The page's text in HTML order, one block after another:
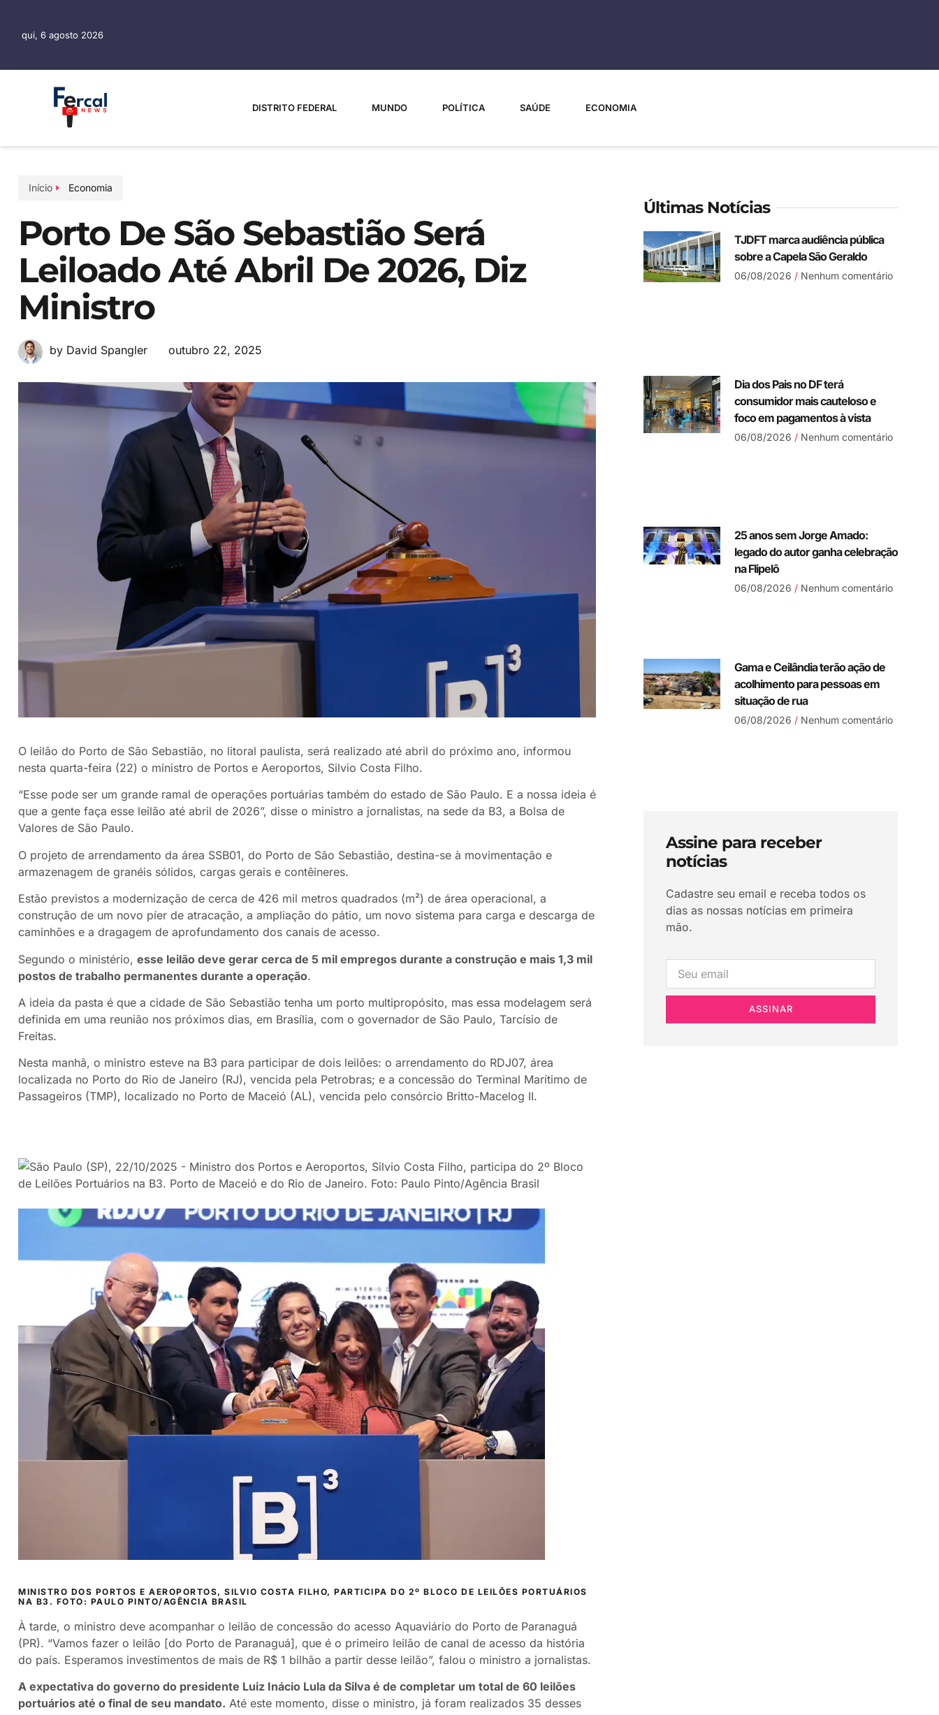
qui, 6 agosto 2026
DISTRITO FEDERAL MUNDO POLÍTICA SAÚDE ECONOMIA
Início Economia
Porto De São Sebastião Será
Leiloado Até Abril De 2026, Diz
Ministro
by David Spangler outubro 22, 2025
O leilão do Porto de São Sebastião, no litoral paulista, será realizado até abril do próximo ano, informou
nesta quarta-feira (22) o ministro de Portos e Aeroportos, Silvio Costa Filho.
“Esse pode ser um grande ramal de operações portuárias também do estado de São Paulo. E a nossa ideia é
que a gente faça esse leilão até abril de 2026”, disse o ministro a jornalistas, na sede da B3, a Bolsa de
Valores de São Paulo.
O projeto de arrendamento da área SSB01, do Porto de São Sebastião, destina-se à movimentação e
armazenagem de granéis sólidos, cargas gerais e contêineres.
Estão previstos a modernização de cerca de 426 mil metros quadrados (m²) de área operacional, a
construção de um novo píer de atracação, a ampliação do pátio, um novo sistema para carga e descarga de
caminhões e a dragagem de aprofundamento dos canais de acesso.
Segundo o ministério, esse leilão deve gerar cerca de 5 mil empregos durante a construção e mais 1,3 mil
postos de trabalho permanentes durante a operação.
A ideia da pasta é que a cidade de São Sebastião tenha um porto multipropósito, mas essa modelagem será
definida em uma reunião nos próximos dias, em Brasília, com o governador de São Paulo, Tarcísio de
Freitas.
Nesta manhã, o ministro esteve na B3 para participar de dois leilões: o arrendamento do RDJ07, área
localizada no Porto do Rio de Janeiro (RJ), vencida pela Petrobras; e a concessão do Terminal Marítimo de
Passageiros (TMP), localizado no Porto de Maceió (AL), vencida pelo consórcio Britto-Macelog II.
MINISTRO DOS PORTOS E AEROPORTOS, SILVIO COSTA FILHO, PARTICIPA DO 2º BLOCO DE LEILÕES PORTUÁRIOS
NA B3. FOTO: PAULO PINTO/AGÊNCIA BRASIL
À tarde, o ministro deve acompanhar o leilão de concessão do acesso Aquaviário do Porto de Paranaguá
(PR). “Vamos fazer o leilão [do Porto de Paranaguá], que é o primeiro leilão de canal de acesso da história
do país. Esperamos investimentos de mais de R$ 1 bilhão a partir desse leilão”, falou o ministro a jornalistas.
A expectativa do governo do presidente Luiz Inácio Lula da Silva é de completar um total de 60 leilões
portuários até o final de seu mandato. Até este momento, disse o ministro, já foram realizados 35 desses
Últimas Notícias
TJDFT marca audiência pública
sobre a Capela São Geraldo
06/08/2026 Nenhum comentário
Dia dos Pais no DF terá
consumidor mais cauteloso e
foco em pagamentos à vista
06/08/2026 Nenhum comentário
25 anos sem Jorge Amado:
legado do autor ganha celebração
na Flipelô
06/08/2026 Nenhum comentário
Gama e Ceilândia terão ação de
acolhimento para pessoas em
situação de rua
06/08/2026 Nenhum comentário
Assine para receber
notícias
Cadastre seu email e receba todos os
dias as nossas notícias em primeira
mão.
ASSINAR